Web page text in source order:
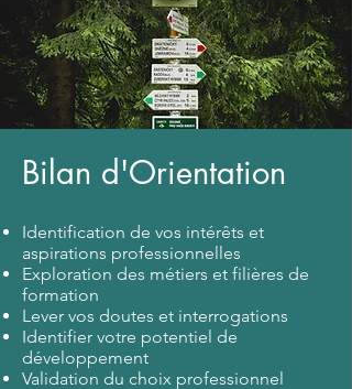
Bilan d'Orientation
Identification de vos intérêts et
aspirations professionnelles
Exploration des métiers et filières de
formation
Lever vos doutes et interrogations
Identifier votre potentiel de
développement
Validation du choix professionnel